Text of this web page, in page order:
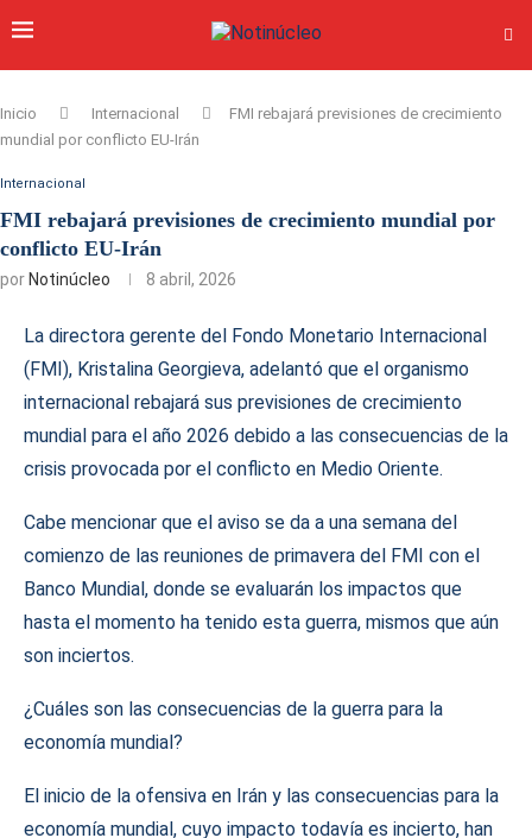
Inicio Internacional
FMI rebajará previsiones de crecimiento
mundial por conflicto EU-Irán
Internacional
FMI rebajará previsiones de crecimiento mundial por
conflicto EU-Irán
por Notinúcleo 8 abril, 2026
La directora gerente del Fondo Monetario Internacional
(FMI), Kristalina Georgieva, adelantó que el organismo
internacional rebajará sus previsiones de crecimiento
mundial para el año 2026 debido a las consecuencias de la
crisis provocada por el conflicto en Medio Oriente.
Cabe mencionar que el aviso se da a una semana del
comienzo de las reuniones de primavera del FMI con el
Banco Mundial, donde se evaluarán los impactos que
hasta el momento ha tenido esta guerra, mismos que aún
son inciertos.
¿Cuáles son las consecuencias de la guerra para la
economía mundial?
El inicio de la ofensiva en Irán y las consecuencias para la
economía mundial, cuyo impacto todavía es incierto, han